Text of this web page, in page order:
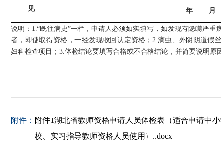
见 年 月
说明： 1.“既往病史”一栏，申请人必须如实填写，如发现有隐瞒严重
者，即使取得资格，一经发现收回认定资格 ； 2.滴虫、外阴阴道假
妇科检查项目；3.体检结论要填写合格或不合格结论，并简要说明原
附件： 附件1湖北省教师资格申请人员体检表（适合申请中
校、实习指导教师资格人员使用）..docx